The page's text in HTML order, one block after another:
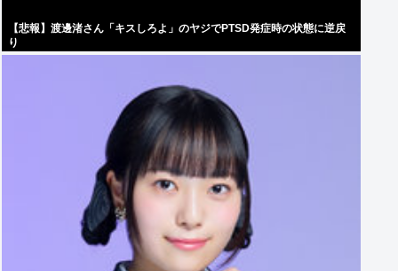
【悲報】渡邊渚さん「キスしろよ」のヤジでPTSD発症時の状態に逆戻
り